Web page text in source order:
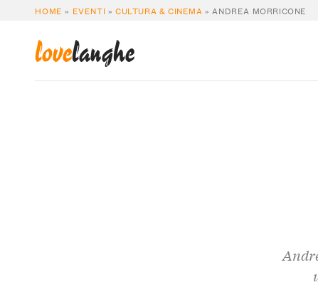
HOME » EVENTI »CULTURA & CINEMA »ANDREA MORRICONE
lovelanghe